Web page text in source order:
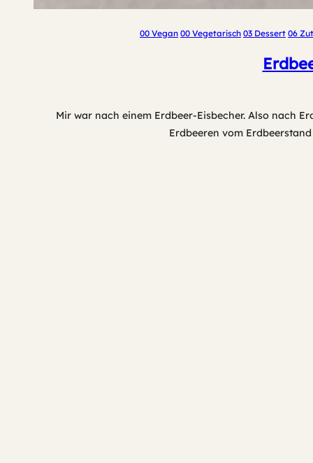
00 Vegan 00 Vegetarisch 03 Dessert 06
Mir war nach einem Erdbeer-Eisbecher. Also nach
Erdbeeren vom